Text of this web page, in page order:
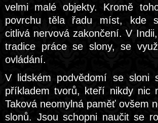
velmi malé objekty. Kromě
povrchu těla řadu míst, kde
citlivá nervová zakončení. V
tradice práce se slony, se
ovládání.
V lidském podvědomí se sloni
příkladem tvorů, kteří nikdy nic
Taková neomylná paměť ovšem
slonů. Jsou schopni naučit se